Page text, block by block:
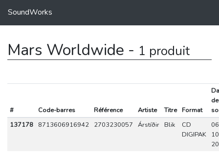
SoundWorks
Mars Worldwide - 1 produit
# Code-barres Référence Artiste Titre Format
de
137178
8713606916942 2703230057 Árstíðir Blik
CD
DIGIPAK